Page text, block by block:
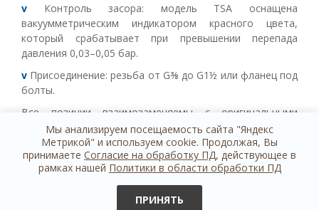
v Контроль засора: модель TSA оснащена
вакуумметрическим индикатором красного цвета,
который срабатывает при превышении перепада
давления 0,03–0,05 бар.
v Присоединение: резьба от G⅜ до G1½ или фланец под
болты.
Все позиции взаимозаменяемы с оригинальными
комплектующими ОМТ и других европейских
производителей. Поставляются в сборе с крепежом и
уплотнительными кольцами.
Мы анализируем посещаемость сайта "Яндекс
Метрикой" и используем cookie. Продолжая, Вы
принимаете Согласие на обработку ПД, действующее в
рамках нашей Политики в области обработки ПД
ПРИНЯТЬ